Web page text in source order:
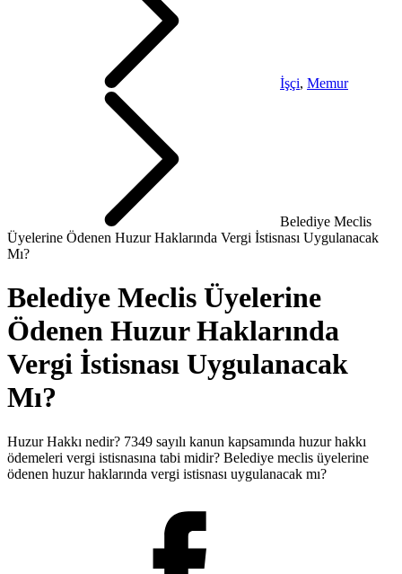
İşçi, Memur
Belediye Meclis
Üyelerine Ödenen Huzur Haklarında Vergi İstisnası Uygulanacak
Mı?
Belediye Meclis Üyelerine
Ödenen Huzur Haklarında
Vergi İstisnası Uygulanacak
Mı?
Huzur Hakkı nedir? 7349 sayılı kanun kapsamında huzur hakkı
ödemeleri vergi istisnasına tabi midir? Belediye meclis üyelerine
ödenen huzur haklarında vergi istisnası uygulanacak mı?